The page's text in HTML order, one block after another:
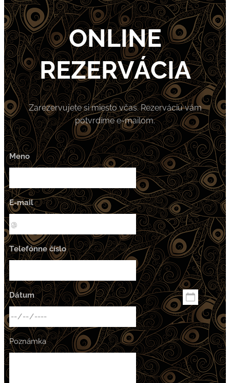
ONLINE
REZERVÁCIA
Zarezervujete si miesto včas. Rezerváciu vám
potvrdíme e-mailom.
Meno
E-mail
Telefónne číslo
Dátum
Poznámka